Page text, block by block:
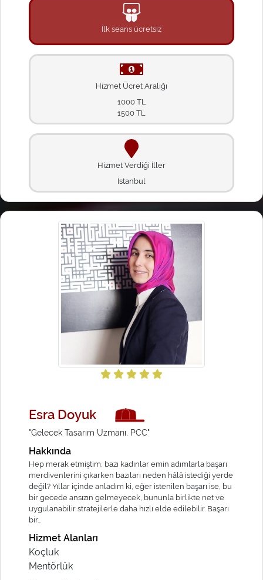
İlk seans ücretsiz
Hizmet Ücret Aralığı
1000 TL
1500 TL
Hizmet Verdiği İller
İstanbul
Esra Doyuk
"Gelecek Tasarım Uzmanı, PCC"
Hakkında
Hep merak etmiştim, bazı kadınlar emin adımlarla başarı
merdivenlerini çıkarken bazıları neden hâlâ istediği yerde
değil? Yıllar içinde anladım ki, eğer istenilen başarı ise, bu
bir gecede ansızın gelmeyecek, bununla birlikte net ve
uygulanabilir stratejilerle daha hızlı elde edilebilir. Başarı
bir...
Hizmet Alanları
Koçluk
Mentörlük